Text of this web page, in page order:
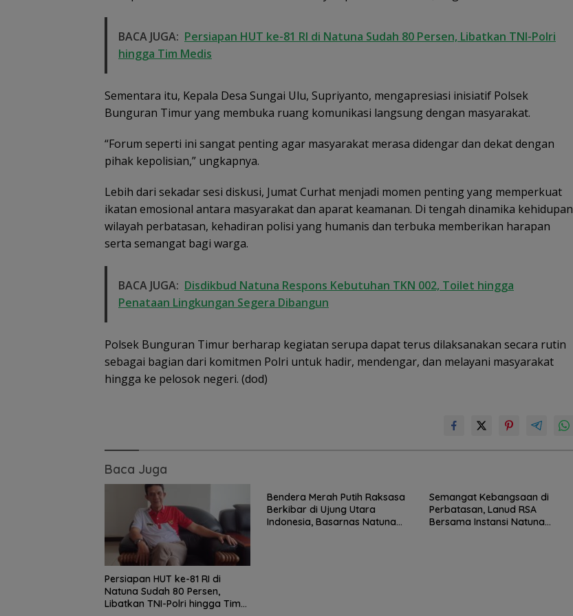
BACA JUGA: Persiapan HUT ke-81 RI di Natuna Sudah 80 Persen, Libatkan TNI-Polri
hingga Tim Medis
Sementara itu, Kepala Desa Sungai Ulu, Supriyanto, mengapresiasi inisiatif Polsek
Bunguran Timur yang membuka ruang komunikasi langsung dengan masyarakat.
“Forum seperti ini sangat penting agar masyarakat merasa didengar dan dekat dengan
pihak kepolisian,” ungkapnya.
Lebih dari sekadar sesi diskusi, Jumat Curhat menjadi momen penting yang memperkuat
ikatan emosional antara masyarakat dan aparat keamanan. Di tengah dinamika kehidupan
wilayah perbatasan, kehadiran polisi yang humanis dan terbuka memberikan harapan
serta semangat bagi warga.
BACA JUGA: Disdikbud Natuna Respons Kebutuhan TKN 002, Toilet hingga
Penataan Lingkungan Segera Dibangun
Polsek Bunguran Timur berharap kegiatan serupa dapat terus dilaksanakan secara rutin
sebagai bagian dari komitmen Polri untuk hadir, mendengar, dan melayani masyarakat
hingga ke pelosok negeri. (dod)
Baca Juga
Persiapan HUT ke-81 RI di
Natuna Sudah 80 Persen,
Libatkan TNI-Polri hingga Tim
Bendera Merah Putih Raksasa
Berkibar di Ujung Utara
Indonesia, Basarnas Natuna
Semangat Kebangsaan di
Perbatasan, Lanud RSA
Bersama Instansi Natuna